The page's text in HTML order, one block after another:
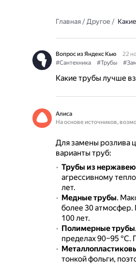
Главная/Другое /
Вопрос из Яндекс Кью
22
#Сантехника
#Трубы
Какие трубы лучше
Алиса
На основе источников,
Для замены розлива
варианты труб:
Трубы из
агрессивному
лет.
Медные трубы.
более 30 атмосфер.
100 лет.
Полимерные трубы.
пределах 90–95 °С.
тонкой фольги,